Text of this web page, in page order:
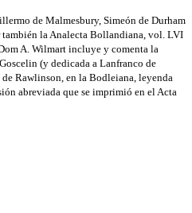
de Malmesbury, Simeón de Durham
la Analecta Bollandiana, vol. LVI
A. Wilmart incluye y comenta la
(y dedicada a Lanfranco de
Rawlinson, en la Bodleiana, leyenda
abreviada que se imprimió en el Acta